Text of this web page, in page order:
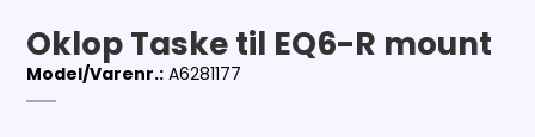
Oklop Taske til EQ6-R mount
Model/Varenr.: A6281177